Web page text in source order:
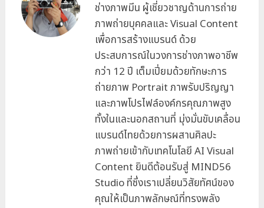
ช่างภาพมีน ผู้เชี่ยวชาญด้านการถ่าย
ภาพถ่ายบุคคลและ Visual Content
เพื่อการสร้างแบรนด์ ด้วย
ประสบการณ์ในวงการช่างภาพอาชีพ
กว่า 12 ปี เต็มเปี่ยมด้วยทักษะการ
ถ่ายภาพ Portrait ภาพรับปริญญา
และภาพโปรไฟล์องค์กรคุณภาพสูง
ทั้งในและนอกสถานที่ มุ่งมั่นขับเคลื่อน
แบรนด์ไทยด้วยการผสานศิลปะ
ภาพถ่ายเข้ากับเทคโนโลยี AI Visual
Content ยินดีต้อนรับสู่ MIND56
Studio ที่ซึ่งเราเปลี่ยนวิสัยทัศน์ของ
คุณให้เป็นภาพลักษณ์ที่ทรงพลัง